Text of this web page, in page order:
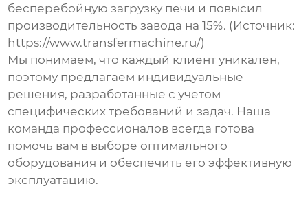
бесперебойную загрузку печи и повысил
производительность завода на 15%. (Источник:
https://www.transfermachine.ru/)
Мы понимаем, что каждый клиент уникален,
поэтому предлагаем индивидуальные
решения, разработанные с учетом
специфических требований и задач. Наша
команда профессионалов всегда готова
помочь вам в выборе оптимального
оборудования и обеспечить его эффективную
эксплуатацию.